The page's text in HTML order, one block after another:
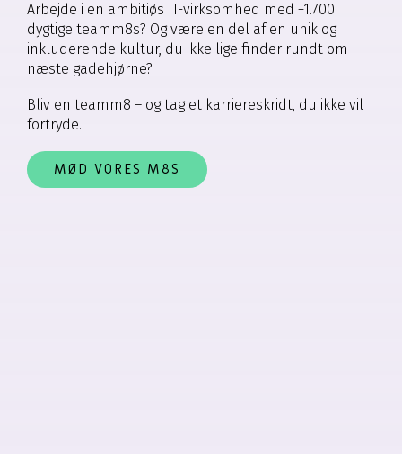
Arbejde i en ambitiøs IT-virksomhed med +1.700
dygtige teamm8s? Og være en del af en unik og
inkluderende kultur, du ikke lige finder rundt om
næste gadehjørne?
Bliv en teamm8 – og tag et karriereskridt, du ikke vil
fortryde.
MØD VORES M8S